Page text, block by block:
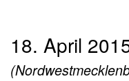
18. April